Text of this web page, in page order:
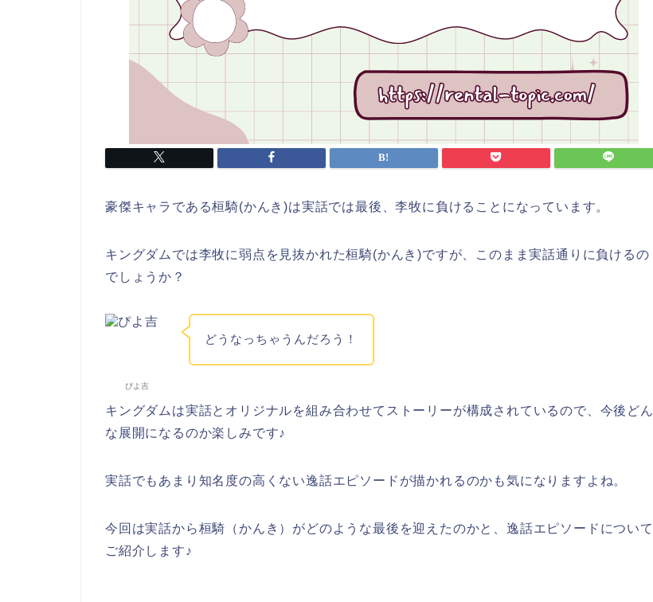
豪傑キャラである桓騎(かんき)は実話では最後、李牧に負けることになっています。
キングダムでは李牧に弱点を見抜かれた桓騎(かんき)ですが、このまま実話通りに負けるの
でしょうか？
ぴよ吉
どうなっちゃうんだろう！
キングダムは実話とオリジナルを組み合わせてストーリーが構成されているので、今後どん
な展開になるのか楽しみです♪
実話でもあまり知名度の高くない逸話エピソードが描かれるのかも気になりますよね。
今回は実話から桓騎（かんき）がどのような最後を迎えたのかと、逸話エピソードについて
ご紹介します♪